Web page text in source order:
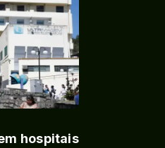
hospitais